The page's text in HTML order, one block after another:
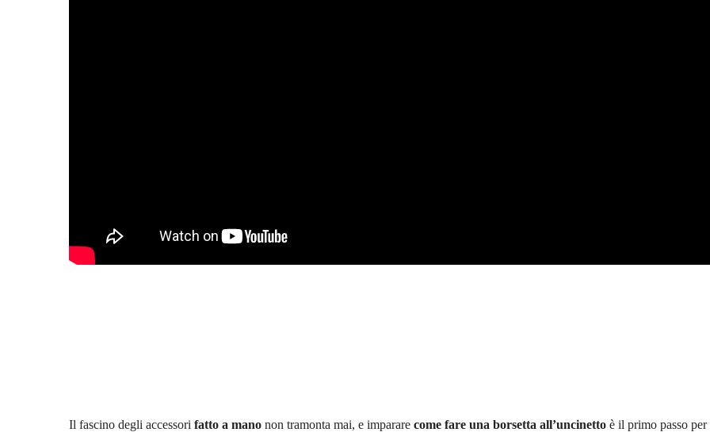
Il fascino degli accessori fatto a mano non tramonta mai, e imparare come fare una borsetta all’uncinetto è il primo passo per